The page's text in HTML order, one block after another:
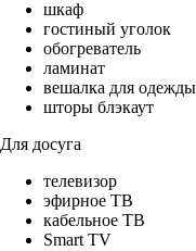
шкаф
гостиный уголок
обогреватель
ламинат
вешалка для одежды
шторы блэкаут
Для досуга
телевизор
эфирное ТВ
кабельное ТВ
Smart TV